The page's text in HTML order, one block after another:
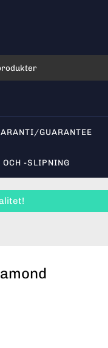
GUARANTEE
-SLIPNING